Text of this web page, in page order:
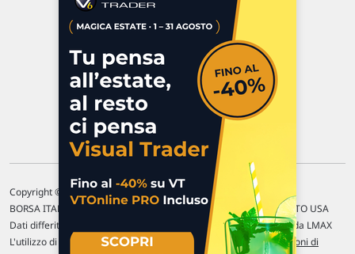
Commenti e segnalazioni
Contattaci
Copyright © 1996-2026 Traderlink Italia s.r.l.
BORSA ITALIANA Quotazioni di borsa differite di 15 min. / MERCATO USA
Dati differiti di 15 min. (fonte Intrinio) / FOREX Quotazioni fornite da LMAX
L'utilizzo di questo sito implica l'accettazione delle nostre Condizioni di